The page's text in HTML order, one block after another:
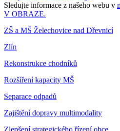
Sledujte informace z našeho webu v
V OBRAZE.
ZŠ a MŠ Želechovice nad Dřevnicí
Zlín
Rekonstrukce chodníků
Rozšíření kapacity MŠ
Separace odpadů
Zajištění dopravy multimodality
Zlepšení strategického řízení obce